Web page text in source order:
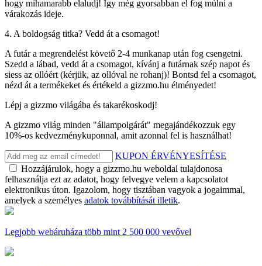
hogy mihamarabb elaludj! Így még gyorsabban el fog múlni a
várakozás ideje.
4. A boldogság titka? Vedd át a csomagot!
A futár a megrendelést követő 2-4 munkanap után fog csengetni.
Szedd a lábad, vedd át a csomagot, kívánj a futárnak szép napot és
siess az ollóért (kérjük, az ollóval ne rohanj)! Bontsd fel a csomagot,
nézd át a termékeket és értékeld a gizzmo.hu élményedet!
Lépj a gizzmo világába és takarékoskodj!
A gizzmo világ minden "állampolgárát" megajándékozzuk egy
10%-os kedvezménykuponnal, amit azonnal fel is használhat!
KUPON ÉRVÉNYESÍTÉSE
Hozzájárulok, hogy a gizzmo.hu weboldal tulajdonosa
felhasználja ezt az adatot, hogy felvegye velem a kapcsolatot
elektronikus úton. Igazolom, hogy tisztában vagyok a jogaimmal,
amelyek a személyes adatok továbbítását illetik.
Legjobb webáruháza több mint 2 500 000 vevővel